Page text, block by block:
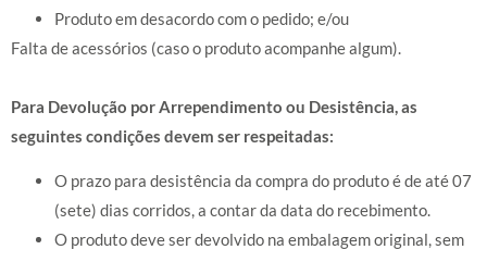
Produto em desacordo com o pedido; e/ou
Falta de acessórios (caso o produto acompanhe algum).
Para Devolução por Arrependimento ou Desistência, as
seguintes condições devem ser respeitadas:
O prazo para desistência da compra do produto é de até 07
(sete) dias corridos, a contar da data do recebimento.
O produto deve ser devolvido na embalagem original, sem